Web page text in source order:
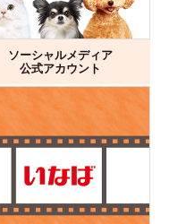
ソーシャルメディア
公式アカウント